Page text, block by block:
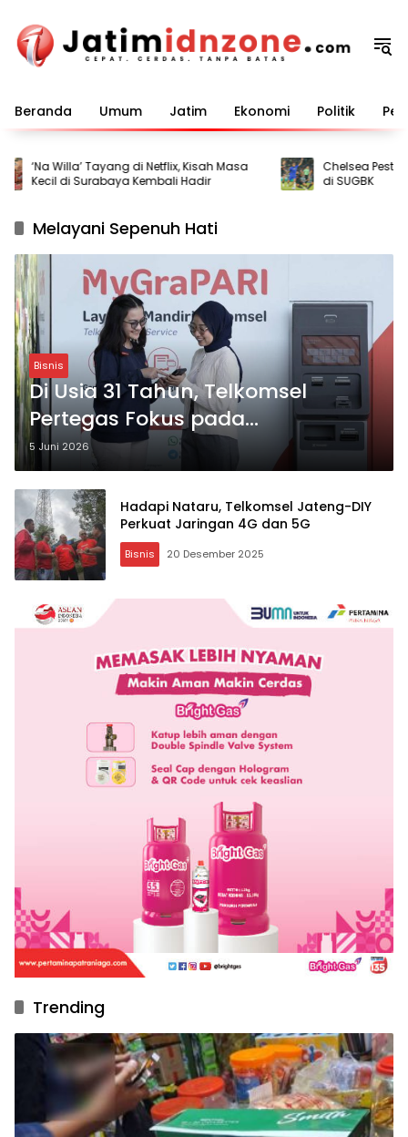
konten
Beranda Umum Jatim Ekonomi Politik
‘Na Willa’ Tayang di Netflix, Kisah Masa
Kecil di Surabaya Kembali Hadir
Chelsea Pesta
di SUGBK
Melayani Sepenuh Hati
Bisnis
Di Usia 31 Tahun, Telkomsel
Pertegas Fokus pada
Pengalaman Pelanggan dan
Inovasi AI
5 Juni 2026
Hadapi Nataru, Telkomsel Jateng-DIY
Perkuat Jaringan 4G dan 5G
Bisnis 20 Desember 2025
Trending